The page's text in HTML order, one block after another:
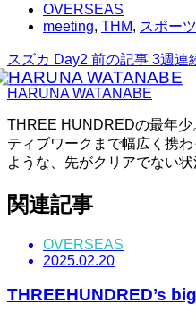
OVERSEAS
meeting, THM, スポー
スズカ Day2 前の記事 3週連
HARUNA WATANABE
THREE HUNDREDの最年少
ティブワークまで幅広く携
ような、先がクリアでない
関連記事
OVERSEAS
2025.02.20
THREEHUNDRED’s